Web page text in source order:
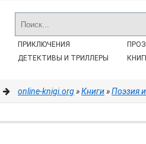
ПРИКЛЮЧЕНИЯ
ДЕТЕКТИВЫ И ТРИЛЛЕРЫ
online-knigi.org»Книги»Поэзия